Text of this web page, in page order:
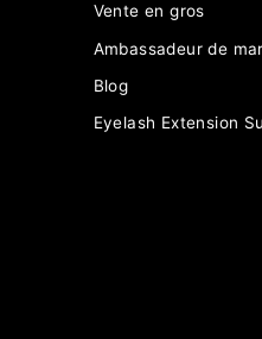
Vente en gros
Ambassadeur de
Blog
Eyelash Extension